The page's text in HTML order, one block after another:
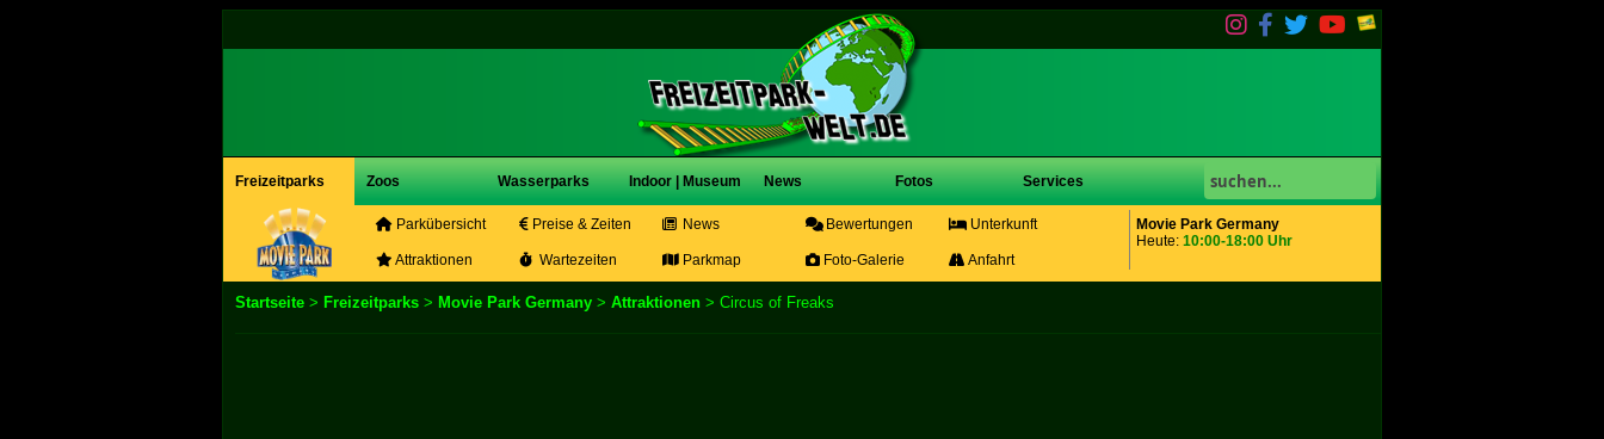
Freizeitparks Zoos Wasserparks Indoor | Museum News Fotos Services
Movie Park Germany
Heute: 10:00-18:00 Uhr
Parkübersicht Preise & Zeiten News Bewertungen Unterkunft
Attraktionen Wartezeiten Parkmap Foto-Galerie Anfahrt
Startseite > Freizeitparks > Movie Park Germany > Attraktionen > Circus of Freaks